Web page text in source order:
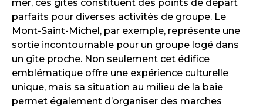
mer, ces gîtes constituent des points de départ
parfaits pour diverses activités de groupe. Le
Mont-Saint-Michel, par exemple, représente une
sortie incontournable pour un groupe logé dans
un gîte proche. Non seulement cet édifice
emblématique offre une expérience culturelle
unique, mais sa situation au milieu de la baie
permet également d’organiser des marches